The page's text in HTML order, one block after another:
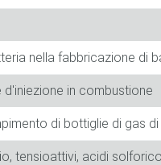
nella fabbricazione di
in combustione
di bottiglie di gas
tensioattivi, acidi